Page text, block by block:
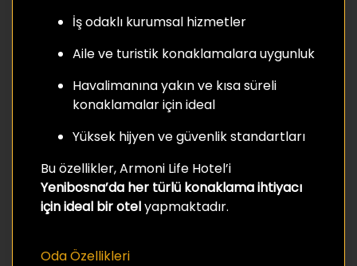
İş odaklı kurumsal hizmetler
Aile ve turistik konaklamalara uygunluk
Havalimanına yakın ve kısa süreli
konaklamalar için ideal
Yüksek hijyen ve güvenlik standartları
Bu özellikler, Armoni Life Hotel’i
Yenibosna’da her türlü konaklama ihtiyacı
için ideal bir otelyapmaktadır.
Oda Özellikleri